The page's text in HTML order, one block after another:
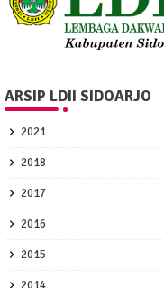
ARSIP LDII SIDOARJO
2021
2018
2017
2016
2015
2014